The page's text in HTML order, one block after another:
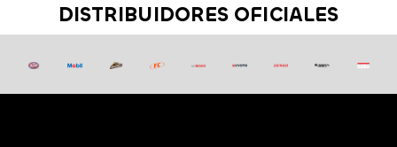
DISTRIBUIDORES OFICIALES